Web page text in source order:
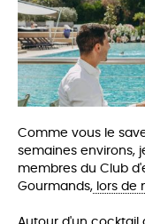
Comme vous le
semaines environs,
membres du Club
Gourmands, lors de